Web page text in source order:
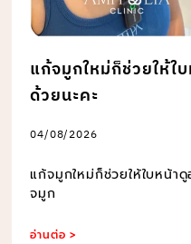
แก้จมูกใหม่ก็ช่วยให้ใ
ด้วยนะคะ
04/08/2026
แก้จมูกใหม่ก็ช่วยให้ใบหน้า
จมูก
อ่านต่อ >